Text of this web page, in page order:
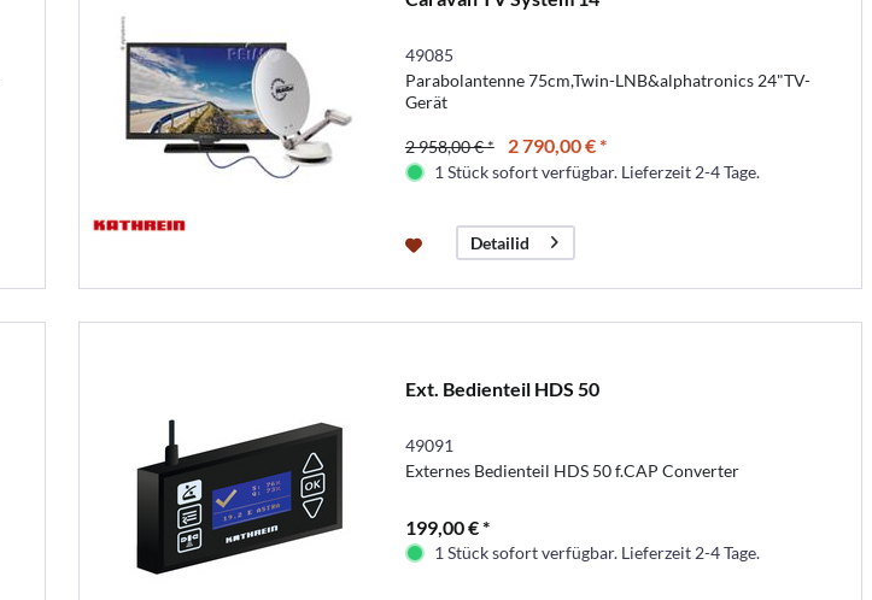
49085
Parabolantenne 75cm,Twin-LNB&alphatronics 24"TV-
Gerät
2 958,00 € * 2 790,00 € *
1 Stück sofort verfügbar. Lieferzeit 2-4 Tage.
Detailid
Ext. Bedienteil HDS 50
49091
Externes Bedienteil HDS 50 f.CAP Converter
199,00 € *
1 Stück sofort verfügbar. Lieferzeit 2-4 Tage.